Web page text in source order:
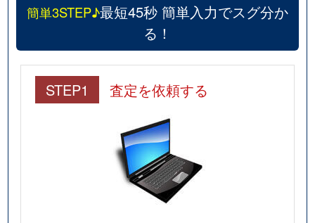
簡単3STEP♪最短45秒 簡単入力でスグ分か
る！
STEP1 査定を依頼する